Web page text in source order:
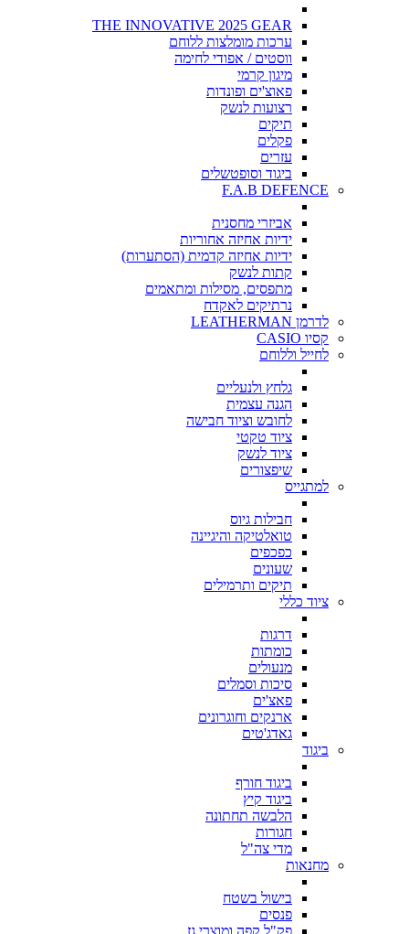
THE INNOVATIVE 2025 GEAR
ערכות מומלצות ללוחם
ווסטים / אפודי לחימה
מיגון קרמי
פאוצ'ים ופונדות
רצועות לנשק
תיקים
פקלים
עזרים
ביגוד וסופטשלים
F.A.B DEFENCE
אביזרי מחסנית
ידיות אחיזה אחוריות
ידיות אחיזה קדמית (הסתערות)
קתות לנשק
מתפסים, מסילות ומתאמים
נרתיקים לאקדח
לדרמן LEATHERMAN
קסיו CASIO
לחייל וללוחם
גלחץ ולנעליים
הגנה עצמית
לחובש וציוד חבישה
ציוד טקטי
ציוד לנשק
שיפצורים
למתגייס
חבילות גיוס
טואלטיקה והיגיינה
כפכפים
שעונים
תיקים ותרמילים
ציוד כללי
דרגות
כומתות
מנעולים
סיכות וסמלים
פאצ'ים
ארנקים וחוגרונים
גאדג'טים
ביגוד
ביגוד חורף
ביגוד קיץ
הלבשה תחתונה
חגורות
מדי צה"ל
מחנאות
בישול בשטח
פנסים
פק"ל קפה ומוצרי גז